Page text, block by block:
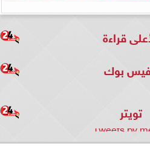
قراءة
بوك
تويتر
Tweets by